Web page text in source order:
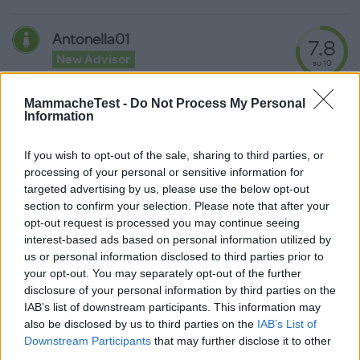
MammacheTest - Do Not Process My Personal
Information
If you wish to opt-out of the sale, sharing to third parties, or
processing of your personal or sensitive information for
targeted advertising by us, please use the below opt-out
section to confirm your selection. Please note that after your
opt-out request is processed you may continue seeing
interest-based ads based on personal information utilized by
us or personal information disclosed to third parties prior to
your opt-out. You may separately opt-out of the further
disclosure of your personal information by third parties on the
IAB’s list of downstream participants. This information may
also be disclosed by us to third parties on the IAB’s List of
Downstream Participants that may further disclose it to other
Antonella01
New Advisor
04.11.19
7.8
su 10
bellissimo. Ottimo cotone ed
... continua a leggere
Utile
0)
Scrivi una recensione
Effettua l'accesso per scrivere una recensione